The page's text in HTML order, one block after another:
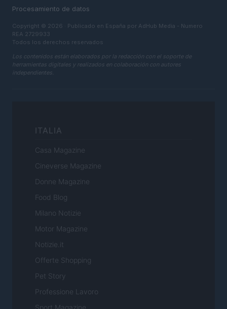
Procesamiento de datos
Copyright © 2026 · Publicado en España por AdHub Media - Numero
REA 2729933
Todos los derechos reservados
Los contenidos están elaborados por la redacción con el soporte de
herramientas digitales y realizados en colaboración con autores
independientes.
ITALIA
Casa Magazine
Cineverse Magazine
Donne Magazine
Food Blog
Milano Notizie
Motor Magazine
Notizie.it
Offerte Shopping
Pet Story
Professione Lavoro